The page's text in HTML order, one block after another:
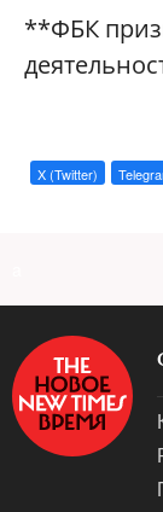
**ФБК
X (Twitter)